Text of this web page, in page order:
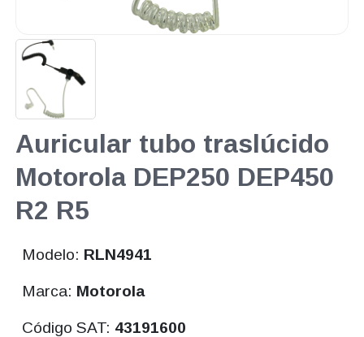
Auricular tubo traslúcido
Motorola DEP250 DEP450
R2 R5
Modelo: RLN4941
Marca: Motorola
Código SAT: 43191600